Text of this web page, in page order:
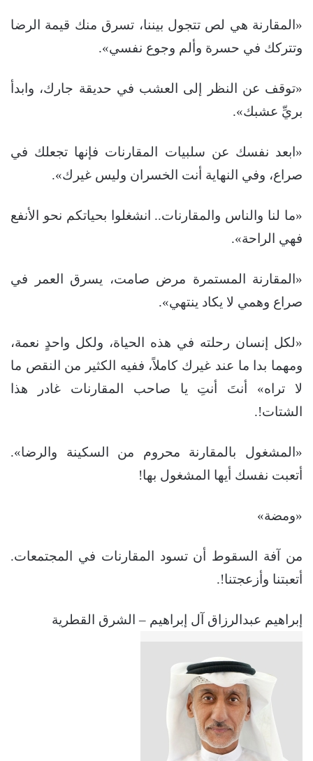
«المقارنة هي لص تتجول بيننا، تسرق منك قيمة الرضا
وتتركك في حسرة وألم وجوع نفسي».
«توقف عن النظر إلى العشب في حديقة جارك، وابدأ
بريِّ عشبك».
«ابعد نفسك عن سلبيات المقارنات فإنها تجعلك في
صراع، وفي النهاية أنت الخسران وليس غيرك».
«ما لنا والناس والمقارنات.. انشغلوا بحياتكم نحو الأنفع
فهي الراحة».
«المقارنة المستمرة مرض صامت، يسرق العمر في
صراع وهمي لا يكاد ينتهي».
«لكل إنسان رحلته في هذه الحياة، ولكل واحدٍ نعمة،
ومهما بدا ما عند غيرك كاملاً، ففيه الكثير من النقص ما
لا تراه» أنتَ أنتِ يا صاحب المقارنات غادر هذا
الشتات!.
«المشغول بالمقارنة محروم من السكينة والرضا».
أتعبت نفسك أيها المشغول بها!
«ومضة»
من آفة السقوط أن تسود المقارنات في المجتمعات.
أتعبتنا وأزعجتنا!.
إبراهيم عبدالرزاق آل إبراهيم – الشرق القطرية